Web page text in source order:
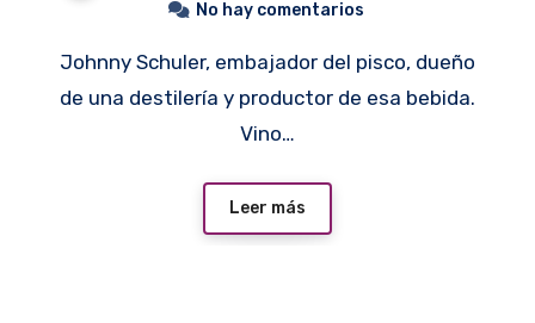
No hay comentarios
Johnny Schuler, embajador del pisco, dueño
de una destilería y productor de esa bebida.
Vino…
Leer más